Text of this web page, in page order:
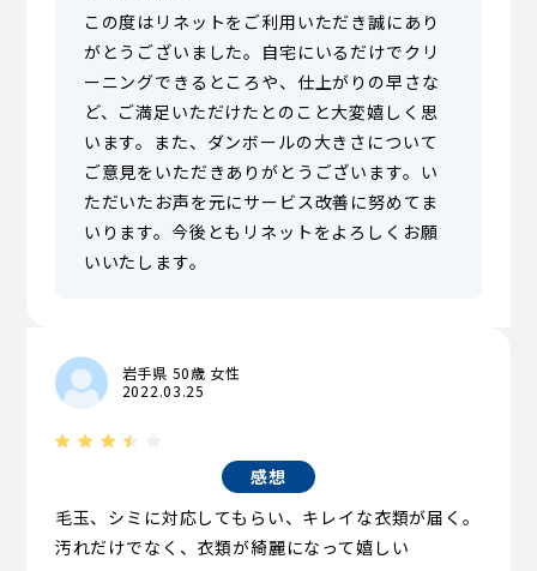
この度はリネットをご利用いただき誠にあり
がとうございました。自宅にいるだけでクリ
ーニングできるところや、仕上がりの早さな
ど、ご満足いただけたとのこと大変嬉しく思
います。また、ダンボールの大きさについて
ご意見をいただきありがとうございます。い
ただいたお声を元にサービス改善に努めてま
いります。今後ともリネットをよろしくお願
いいたします。
岩手県 50歳 女性
2022.03.25
感想
毛玉、シミに対応してもらい、キレイな衣類が届く。
汚れだけでなく、衣類が綺麗になって嬉しい